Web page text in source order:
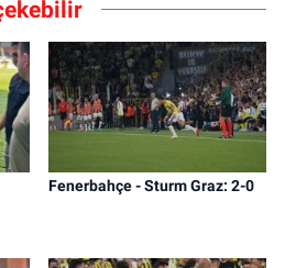
Fenerbahçe - Sturm Graz: 2-0